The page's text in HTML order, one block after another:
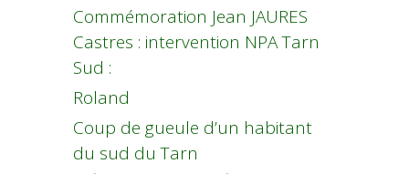
Commémoration Jean JAURES
Castres : intervention NPA Tarn
Sud :
Roland
Coup de gueule d’un habitant
du sud du Tarn